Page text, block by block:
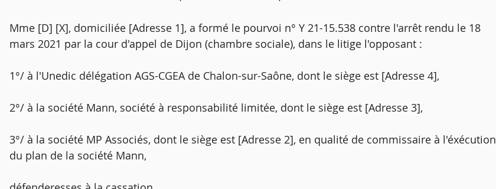
Mme [D] [X], domiciliée [Adresse 1], a formé le pourvoi n° Y 21-15.538 contre l'arrêt rendu le 18
mars 2021 par la cour d'appel de Dijon (chambre sociale), dans le litige l'opposant :
1°/ à l'Unedic délégation AGS-CGEA de Chalon-sur-Saône, dont le siège est [Adresse 4],
2°/ à la société Mann, société à responsabilité limitée, dont le siège est [Adresse 3],
3°/ à la société MP Associés, dont le siège est [Adresse 2], en qualité de commissaire à l'éxécution
du plan de la société Mann,